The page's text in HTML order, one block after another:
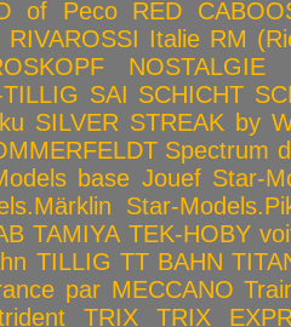
of Peco
RED
RIVAROSSI Italie RM
NOSTALGIE
SAI SCHICHT
SILVER STREAK by
Spectrum
base Jouef Star-
Star-
TAMIYA TEK-HOBY
TILLIG TT BAHN
par MECCANO
TRIX
TRIX